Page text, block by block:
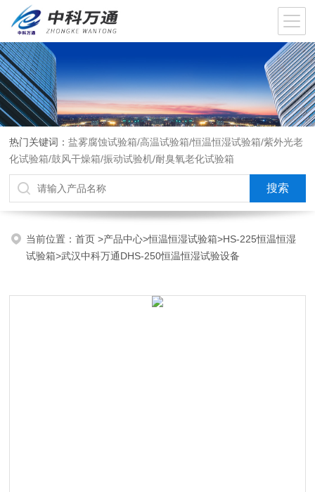
热门关键词：盐雾腐蚀试验箱/高温试验箱/恒温恒湿试验箱/紫外光老
化试验箱/鼓风干燥箱/振动试验机/耐臭氧老化试验箱
当前位置：首页>产品中心>恒温恒湿试验箱>HS-225恒温恒湿
试验箱>武汉中科万通DHS-250恒温恒湿试验设备